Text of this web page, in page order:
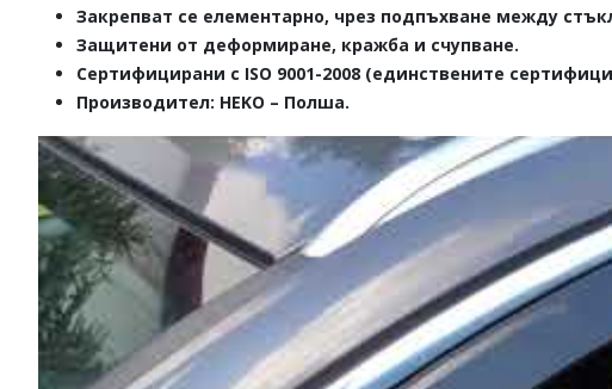
Закрепват се елементарно, чрез подпъхване между
Защитени от деформиране, кражба и счупване.
Сертифицирани с ISO 9001-2008 (единствените
Производител: HEKO – Полша.